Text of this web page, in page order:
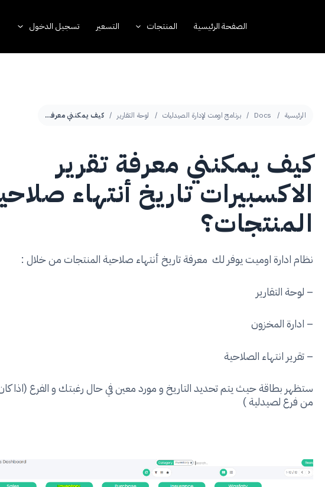
الصفحة الرئيسية المنتجات التسعير تسجيل الدخول
الرئيسية Docs برنامج اومت لإدارة الصيدليات لوحة التقارير كيف يمكنني معرفة تقرير الاكسبيرات تاريخ أنتهاء صلاحية المنتجات؟
كيف يمكنني معرفة تقرير
الاكسبيرات تاريخ أنتهاء
المنتجات؟
نظام ادارة اوميت يوفر لك معرفة تاريخ أنتهاء صلاحية المنتجات من خلال :
– لوحة التقارير
– ادارة المخزون
– تقرير انتهاء الصلاحية
ستظهر بطاقة حيث يتم تحديد التاريخ و مورد معين في حال رغبتك و الفرع (اذا كان
من فرع لصيدلية )